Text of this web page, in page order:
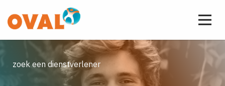
zoek een dienstverlener